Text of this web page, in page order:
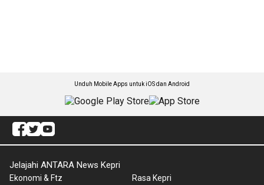
Unduh Mobile Apps untuk iOS dan Android
Jelajahi ANTARA News Kepri
Ekonomi & Ftz Rasa Kepri